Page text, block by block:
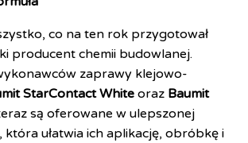
co na ten rok przygotował
producent chemii budowlanej.
zaprawy klejowo-
StarContact White oraz Baumit
są oferowane w ulepszonej
ułatwia ich aplikację, obróbkę i